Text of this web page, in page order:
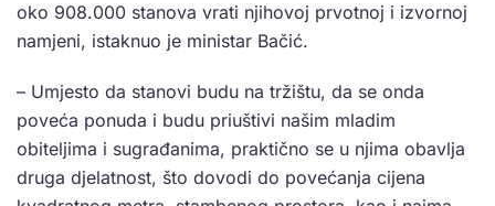
oko 908.000 stanova vrati njihovoj prvotnoj i izvornoj
namjeni, istaknuo je ministar Bačić.
– Umjesto da stanovi budu na tržištu, da se onda
poveća ponuda i budu priuštivi našim mladim
obiteljima i sugrađanima, praktično se u njima obavlja
druga djelatnost, što dovodi do povećanja cijena